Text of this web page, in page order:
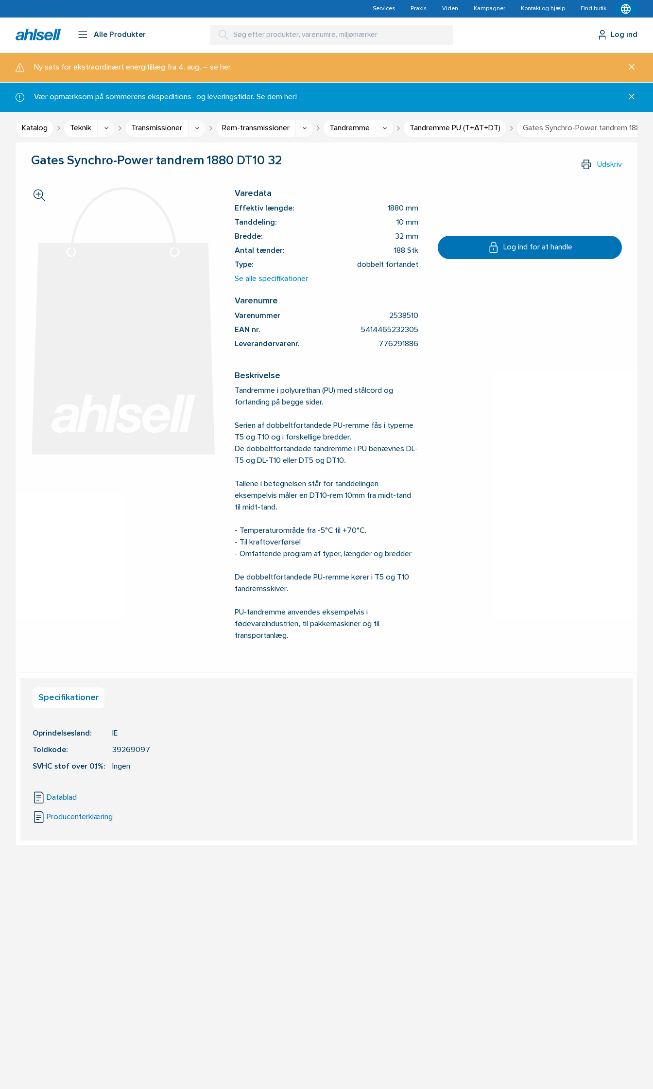
Services Praxis Viden Kampagner Kontakt og hjælp Find butik
Alle Produkter Log ind
Ny sats for ekstraordinært energitillæg fra 4. aug. – se her
Vær opmærksom på sommerens ekspeditions- og leveringstider. Se dem her!
Katalog Teknik Transmissioner Rem-transmissioner Tandremme Tandremme PU (T+AT+DT) Gates Synchro-Power tandrem 1880
Gates Synchro-Power tandrem 1880 DT10 32 Udskriv
Varedata
Effektiv længde: 1880 mm
Tanddeling: 10 mm
Bredde: 32 mm
Antal tænder: 188 Stk
Type: dobbelt fortandet
Se alle specifikationer
Varenumre
Varenummer 2538510
EAN nr. 5414465232305
Leverandørvarenr. 776291886
Beskrivelse
Tandremme i polyurethan (PU) med stålcord og
fortanding på begge sider.
Serien af dobbeltfortandede PU-remme fås i typerne
T5 og T10 og i forskellige bredder.
De dobbeltfortandede tandremme i PU benævnes DL-
T5 og DL-T10 eller DT5 og DT10.
Tallene i betegnelsen står for tanddelingen 
eksempelvis måler en DT10-rem 10mm fra midt-tand
til midt-tand.
- Temperaturområde fra -5°C til +70°C.
- Til kraftoverførsel
- Omfattende program af typer, længder og bredder
De dobbeltfortandede PU-remme kører i T5 og T10
tandremsskiver.
PU-tandremme anvendes eksempelvis i
fødevareindustrien, til pakkemaskiner og til
transportanlæg.
Log ind for at handle
Specifikationer
Oprindelsesland: IE
Toldkode: 39269097
SVHC stof over 0,1%: Ingen
Datablad
Producenterklæring